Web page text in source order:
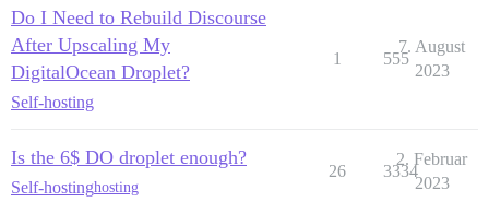
Do I Need to Rebuild Discourse
After Upscaling My
DigitalOcean Droplet?
Self-hosting
1 555
7. August
2023
Is the 6$ DO droplet enough?
Self-hostinghosting
26 3334
2. Februar
2023